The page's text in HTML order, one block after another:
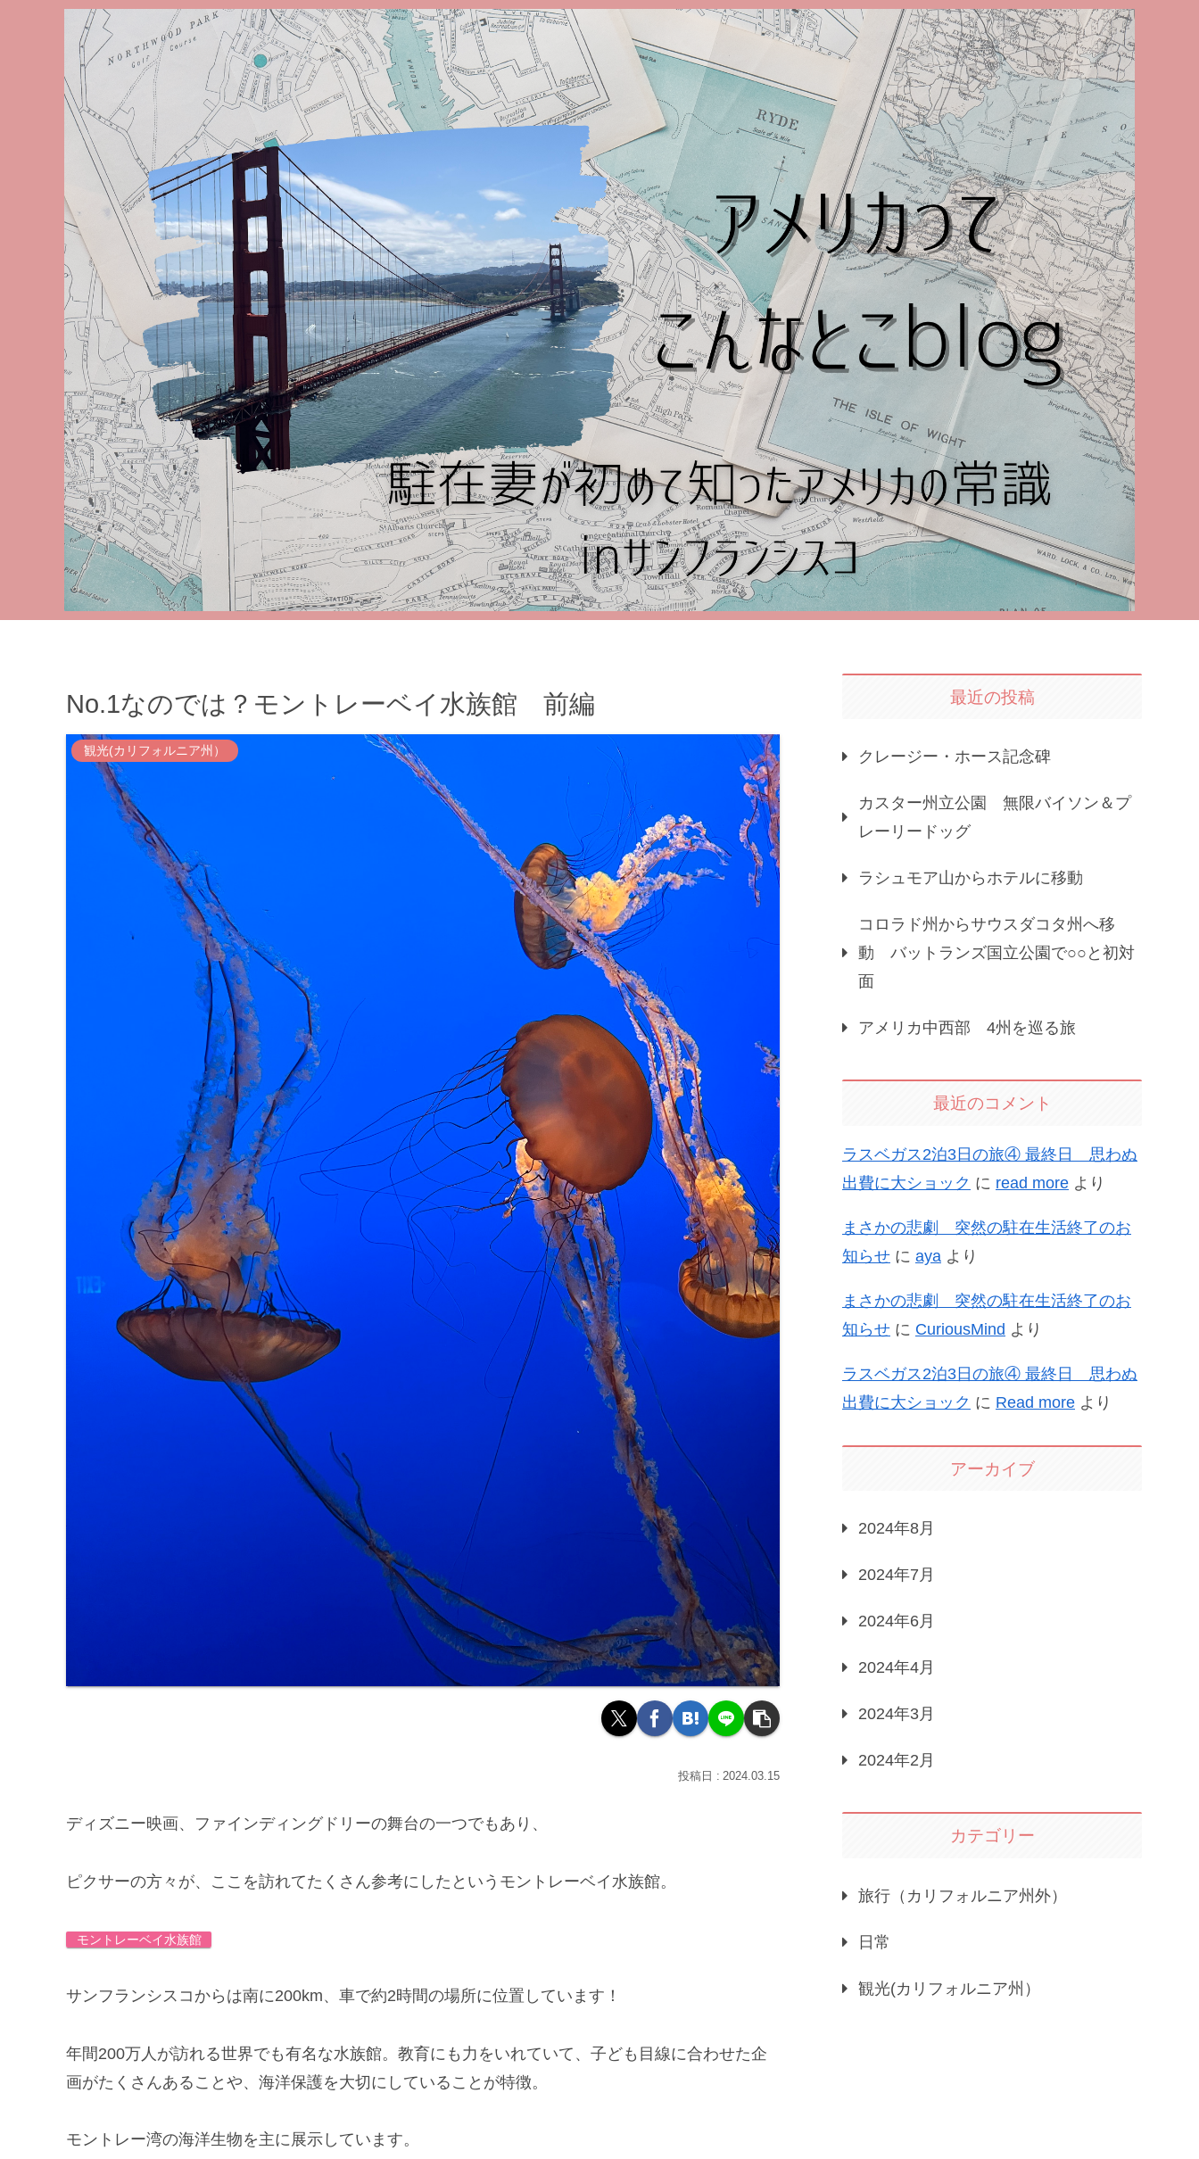
No.1なのでは？モントレーベイ水族館 前編
観光(カリフォルニア州）
2024.03.15
ディズニー映画、ファインディングドリーの舞台の一つでもあり、
ピクサーの方々が、ここを訪れてたくさん参考にしたというモントレーベイ水族館。
モントレーベイ水族館
サンフランシスコからは南に200km、車で約2時間の場所に位置しています！
年間200万人が訪れる世界でも有名な水族館。教育にも力をいれていて、子ども目線に合わせた企
画がたくさんあることや、海洋保護を大切にしていることが特徴。
モントレー湾の海洋生物を主に展示しています。
最近の投稿
クレージー・ホース記念碑
カスター州立公園 無限バイソン＆プ
レーリードッグ
ラシュモア山からホテルに移動
コロラド州からサウスダコタ州へ移
動 バットランズ国立公園で○○と初対
面
アメリカ中西部 4州を巡る旅
最近のコメント
ラスベガス2泊3日の旅④ 最終日 思わぬ
出費に大ショック に read more より
まさかの悲劇 突然の駐在生活終了のお
知らせ に aya より
まさかの悲劇 突然の駐在生活終了のお
知らせ に CuriousMind より
ラスベガス2泊3日の旅④ 最終日 思わぬ
出費に大ショック に Read more より
アーカイブ
2024年8月
2024年7月
2024年6月
2024年4月
2024年3月
2024年2月
カテゴリー
旅行（カリフォルニア州外）
日常
観光(カリフォルニア州）